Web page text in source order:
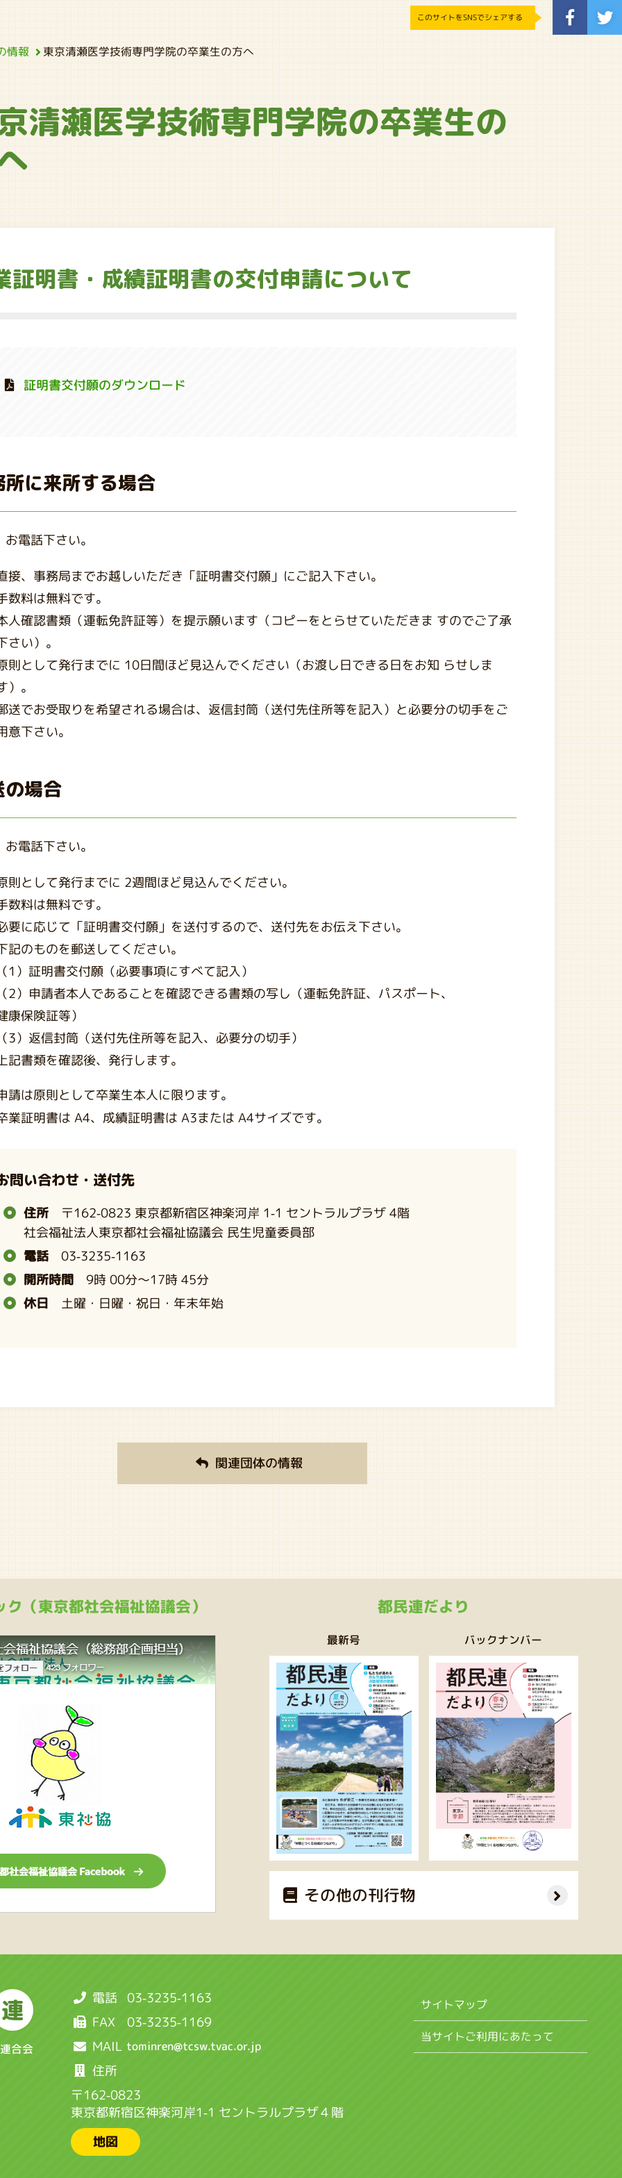
情報 東京清瀬医学技術専門学院の卒業生の方へ
清瀬医学技術専門学院の卒業生の
証明書・成績証明書の交付申請について
証明書交付願のダウンロード
所に来所する場合
電話下さい。
接、事務局までお越しいただき「証明書交付願」にご記入下さい。
数料は無料です。
人確認書類（運転免許証等）を提示願います（コピーをとらせていただきま すのでご了承
さい）。
則として発行までに 10日間ほど見込んでください（お渡し日できる日をお知 らせしま
）。
送でお受取りを希望される場合は、返信封筒（送付先住所等を記入）と必要分の切手をご
意下さい。
の場合
電話下さい。
則として発行までに 2週間ほど見込んでください。
数料は無料です。
要に応じて「証明書交付願」を送付するので、送付先をお伝え下さい。
記のものを郵送してください。
1）証明書交付願（必要事項にすべて記入）
2）申請者本人であることを確認できる書類の写し（運転免許証、パスポート、
康保険証等）
3）返信封筒（送付先住所等を記入、必要分の切手）
記書類を確認後、発行します。
請は原則として卒業生本人に限ります。
業証明書は A4、成績証明書は A3または A4サイズです。
問い合わせ・送付先
住所 〒162-0823 東京都新宿区神楽河岸 1-1 セントラルプラザ 4階
社会福祉法人東京都社会福祉協議会 民生児童委員部
電話03-3235-1163
開所時間9時 00分～17時 45分
休日 土曜・日曜・祝日・年末年始
関連団体の情報
都民連だより
最新号 バックナンバー
その他の刊行物
（東京都社会福祉協議会）
連
合会
電話 03-3235-1163
FAX 03-3235-1169
MAIL
住所
〒162-0823
東京都新宿区神楽河岸1-1 セントラルプラザ４階
地図
サイトマップ
当サイトご利用にあたって
このサイトをSNSでシェアする